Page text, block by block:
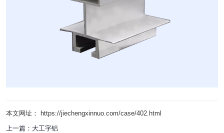
本文网址： https://jiechengxinnuo.com/case/402.html
上一篇： 大工字铝